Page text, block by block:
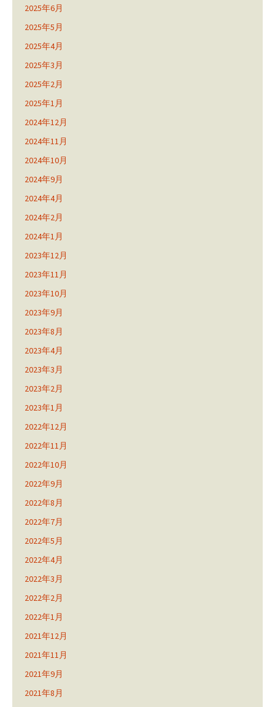
2025年6月
2025年5月
2025年4月
2025年3月
2025年2月
2025年1月
2024年12月
2024年11月
2024年10月
2024年9月
2024年4月
2024年2月
2024年1月
2023年12月
2023年11月
2023年10月
2023年9月
2023年8月
2023年4月
2023年3月
2023年2月
2023年1月
2022年12月
2022年11月
2022年10月
2022年9月
2022年8月
2022年7月
2022年5月
2022年4月
2022年3月
2022年2月
2022年1月
2021年12月
2021年11月
2021年9月
2021年8月